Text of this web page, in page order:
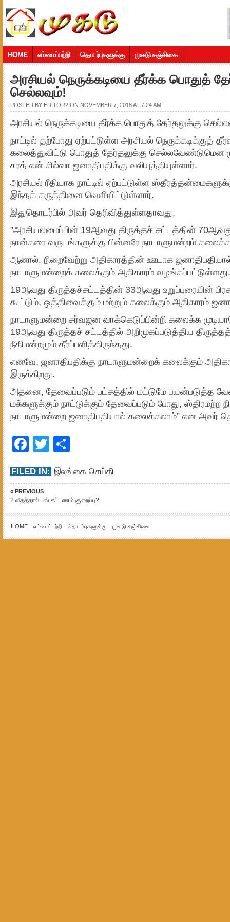
HOME எம்மைப்பற்றி தொடர்புகளுக்கு முகடு சஞ்சிகை
அரசியல் நெருக்கடியை தீர்க்க பொதுத்
செல்லவும்!
POSTED BY EDITOR2 ON NOVEMBER 7, 2018 AT 7:24 AM
அரசியல் நெருக்கடியை தீர்க்க பொதுத் தேர்தலுக்கு
நாட்டில் தற்போது ஏற்பட்டுள்ள அரசியல் நெருக்கடிக்குத்
கலைத்துவிட்டு பொதுத் தேர்தலுக்கு செல்லவேண்டுமென
சரத் என் சில்வா ஜனாதிபதிக்கு வலியுத்தியுள்ளார்.
அரசியல் ரீதியாக நாட்டில் ஏற்பட்டுள்ள
இந்தக் கருத்தினை வெளியிட்டுள்ளார்.
இதுதொடர்பில் அவர் தெரிவித்துள்ளதாவது,
”அரசியலமைப்பின் 19ஆவது திருத்தச் சட்டத்தின் 70ஆவது
நான்கரை வருடங்களுக்கு பின்னரே நாடாளுமன்றம்
ஆனால், நிறைவேற்று அதிகாரத்தின் ஊடாக
நாடாளுமன்றைக் கலைக்கும் அதிகாரம் வழங்கப்பட்டுள்ளது.
19ஆவது திருத்தச்சட்டத்தின் 33ஆவது உறுப்புரையின்
கூட்டும், ஒத்திவைக்கும் மற்றும் கலைக்கும் அதிகாரம்
நாடாளுமன்றை சர்வஜன வாக்கெடுப்பின்றி கலைக்க
19ஆவது திருத்தச் சட்டத்தில் அறிமுகப்படுத்திய
நீதிமன்றமும் தீர்ப்பளித்திருந்தது.
எனவே, ஜனாதிபதிக்கு நாடாளுமன்றைக் கலைக்கும்
இருக்கிறது.
அதனை, தேவைப்படும் பட்சத்தில் மட்டுமே பயன்படுத்த
மக்களுக்கும் நாட்டுக்கும் தேவைப்படும் போது, ஸ்திரமற்ற
நாடாளுமன்றை ஜனாதிபதியால் கலைக்கலாம்” என அவர்
Facebook
Twitter
FILED IN: இலங்கை செய்தி
« PREVIOUS
2 வீதத்தால் பஸ் கட்டணம் குறைப்பு?
HOME எம்மைப்பற்றி தொடர்புகளுக்கு முகடு சஞ்சிகை